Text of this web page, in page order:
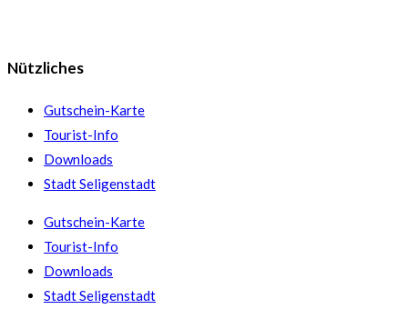
Nützliches
Gutschein-Karte
Tourist-Info
Downloads
Stadt Seligenstadt
Gutschein-Karte
Tourist-Info
Downloads
Stadt Seligenstadt